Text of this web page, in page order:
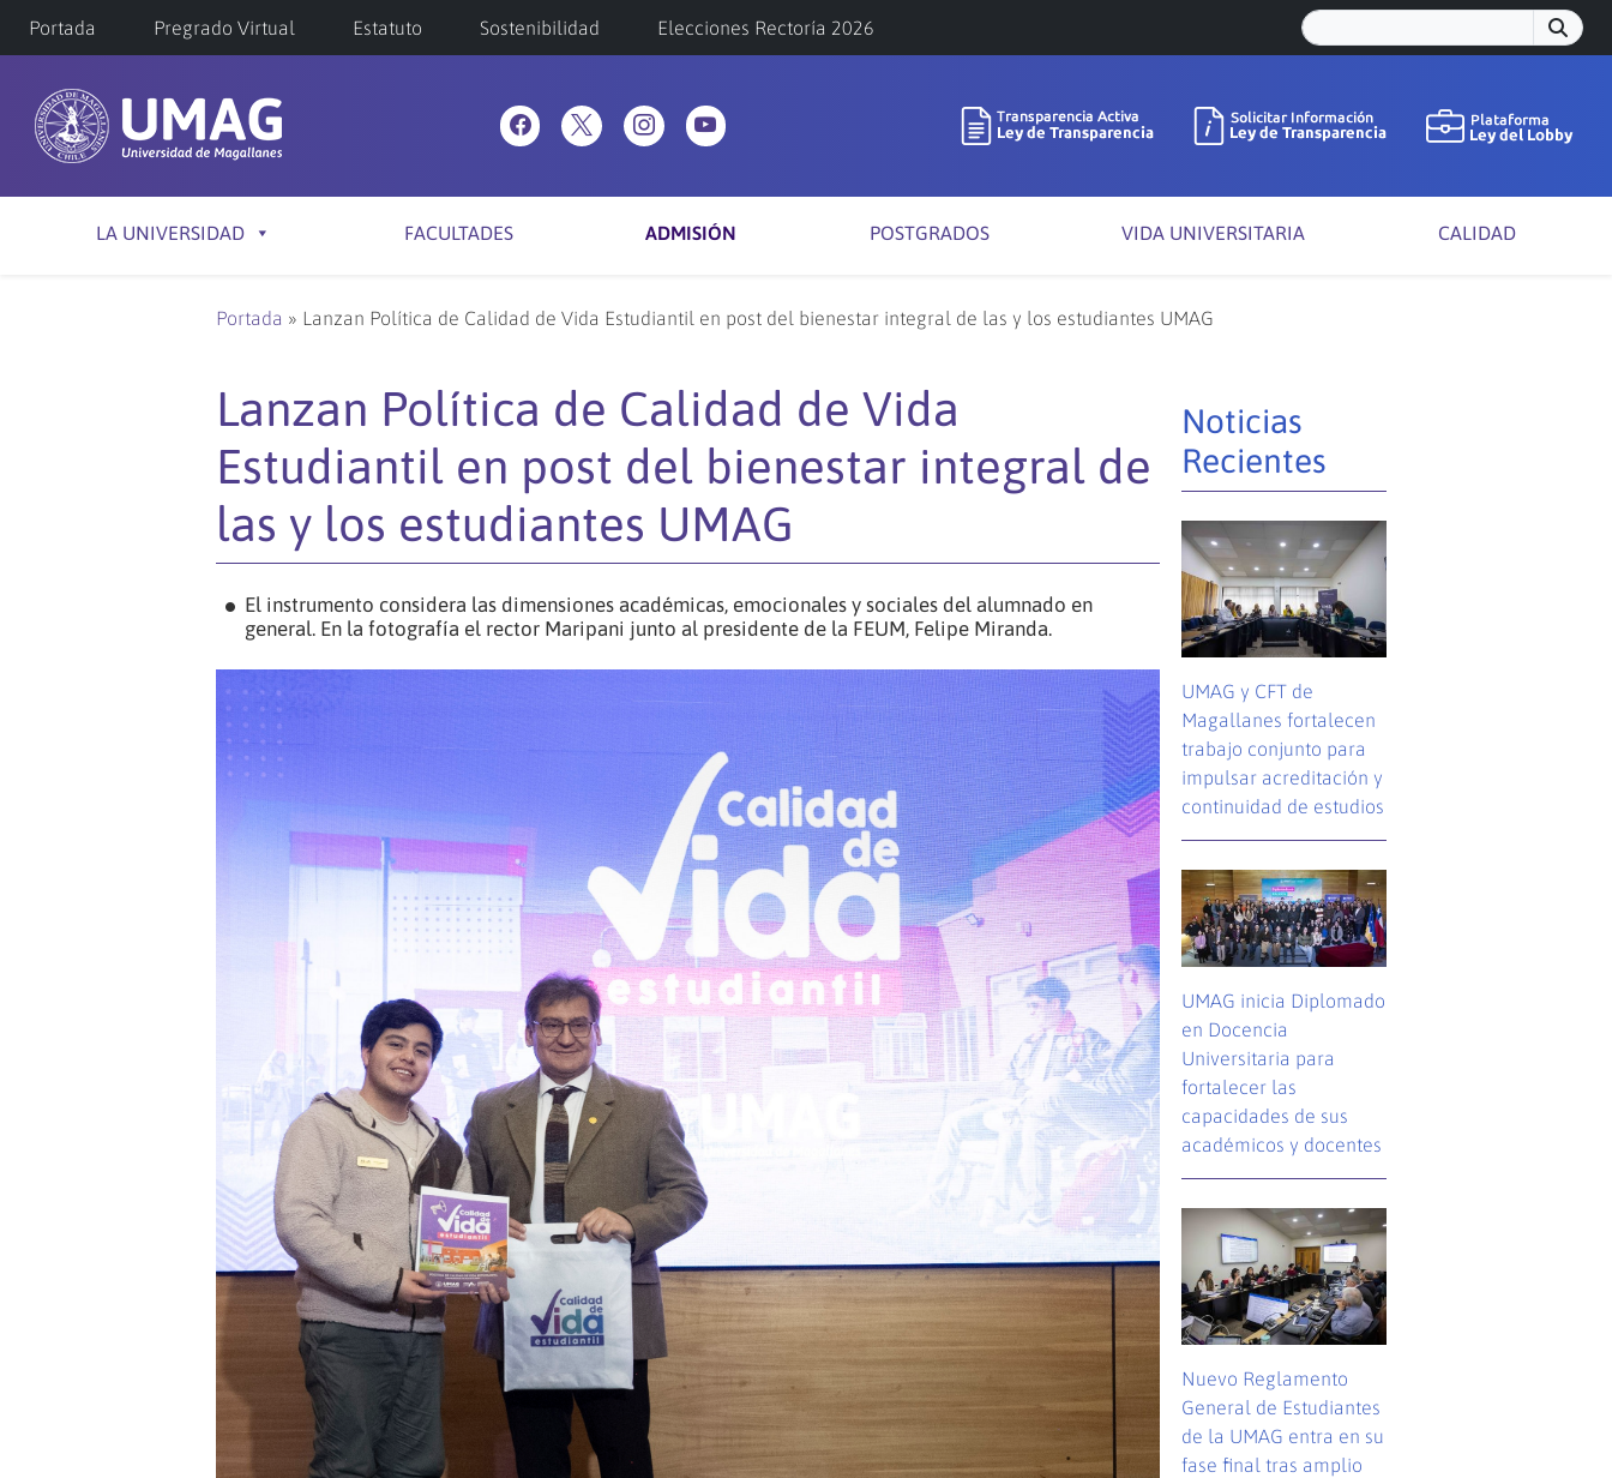
Portada Pregrado Virtual Estatuto Sostenibilidad Elecciones Rectoría 2026
LA UNIVERSIDAD FACULTADES ADMISIÓN POSTGRADOS VIDA UNIVERSITARIA CALIDAD
Portada » Lanzan Política de Calidad de Vida Estudiantil en post del bienestar integral de las y los estudiantes UMAG
Lanzan Política de Calidad de Vida
Estudiantil en post del bienestar integral de
las y los estudiantes UMAG
El instrumento considera las dimensiones académicas, emocionales y sociales del alumnado en
general. En la fotografía el rector Maripani junto al presidente de la FEUM, Felipe Miranda.
Noticias
Recientes
UMAG y CFT de
Magallanes fortalecen
trabajo conjunto para
impulsar acreditación y
continuidad de estudios
UMAG inicia Diplomado
en Docencia
Universitaria para
fortalecer las
capacidades de sus
académicos y docentes
Nuevo Reglamento
General de Estudiantes
de la UMAG entra en su
fase final tras amplio